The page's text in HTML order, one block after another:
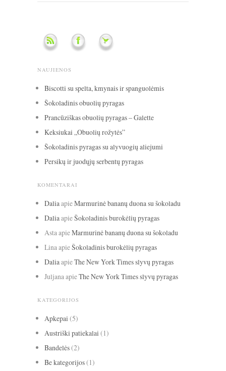
NAUJIENOS
Biscotti su spelta, kmynais ir spanguolėmis
Šokoladinis obuolių pyragas
Prancūziškas obuolių pyragas – Galette
Keksiukai „Obuolių rožytės”
Šokoladinis pyragas su alyvuogių aliejumi
Persikų ir juodųjų serbentų pyragas
KOMENTARAI
Dalia apieMarmurinė bananų duona su šokoladu
Dalia apieŠokoladinis burokėlių pyragas
Asta apieMarmurinė bananų duona su šokoladu
Lina apieŠokoladinis burokėlių pyragas
Dalia apieThe New York Times slyvų pyragas
Juljana apieThe New York Times slyvų pyragas
KATEGORIJOS
Apkepai (5)
Austriški patiekalai (1)
Bandelės(2)
Be kategorijos(1)